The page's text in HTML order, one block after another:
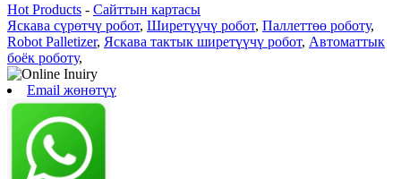
Hot Products - Сайттын картасы
Яскава сүрөтчү робот, Ширетүүчү робот, Паллеттөө роботу,
Robot Palletizer, Яскава тактык ширетүүчү робот, Автоматтык
боёк роботу,
Email жөнөтүү